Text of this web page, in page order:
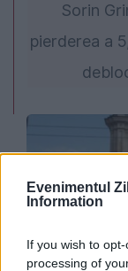
Evenimentul
Information
If you wish to
processing of
Sorin
pierderea a